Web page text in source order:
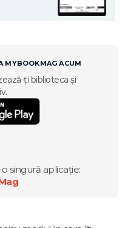
MYBOOKMAG ACUM
ți biblioteca și
singură aplicație: